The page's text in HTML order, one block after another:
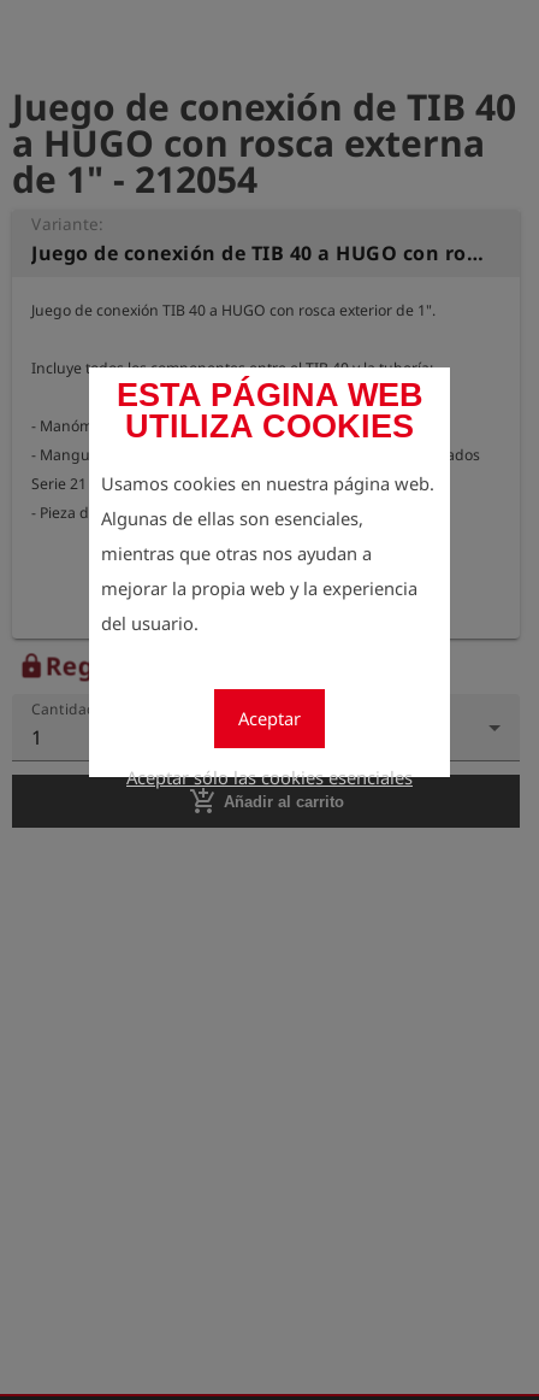
ESTA PÁGINA WEB
UTILIZA COOKIES
Usamos cookies en nuestra página web.
Algunas de ellas son esenciales,
mientras que otras nos ayudan a
mejorar la propia web y la experiencia
del usuario.
Aceptar
Aceptar sólo las cookies esenciales
Juego de conexión de TIB 40
a HUGO con rosca externa
de 1" - 212054
Variante:
Juego de conexión de TIB 40 a HUGO con rosca externa de 1"
Juego de conexión TIB 40 a HUGO con rosca exterior de 1".
Incluye todos los componentes entre el TIB 40 y la tubería:
- Manómetro, acodado, con boquilla 2520
- Manguera de conexión, longitud 5 m, boquillas en ambos lados
Serie 21
- Pieza de prueba HUGO con rosca exterior de 1"
lock Regístrese para ver el precio
Cantidad
1
add_shopping_cart Añadir al carrito